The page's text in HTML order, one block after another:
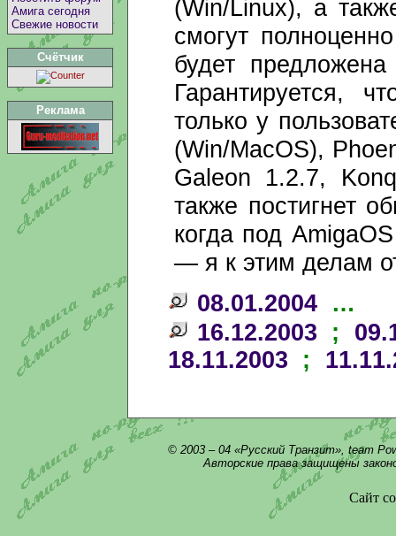
Амига сегодня
Свежие новости
Счётчик
Реклама
(Win/Linux), а
смогут
будет
Гарантируется,
только у
(Win/MacOS),
Galeon 1.2.7,
также постигнет
когда под
— я к этим делам
08.01.2004 …
16.12.2003 ;
18.11.2003 ;
© 2003 – 04 «Русский Транзит», team
Авторские права защищены
Сайт